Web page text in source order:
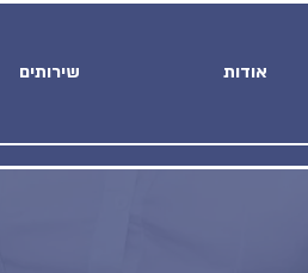
אודות שירותים